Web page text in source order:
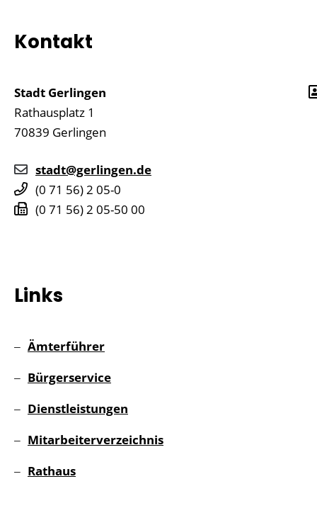
Kontakt
Stadt Gerlingen
Rathausplatz 1
70839 Gerlingen
stadt@gerlingen.de
(0 71 56) 2 05-0
(0 71 56) 2 05-50 00
Links
Ämterführer
Bürgerservice
Dienstleistungen
Mitarbeiterverzeichnis
Rathaus